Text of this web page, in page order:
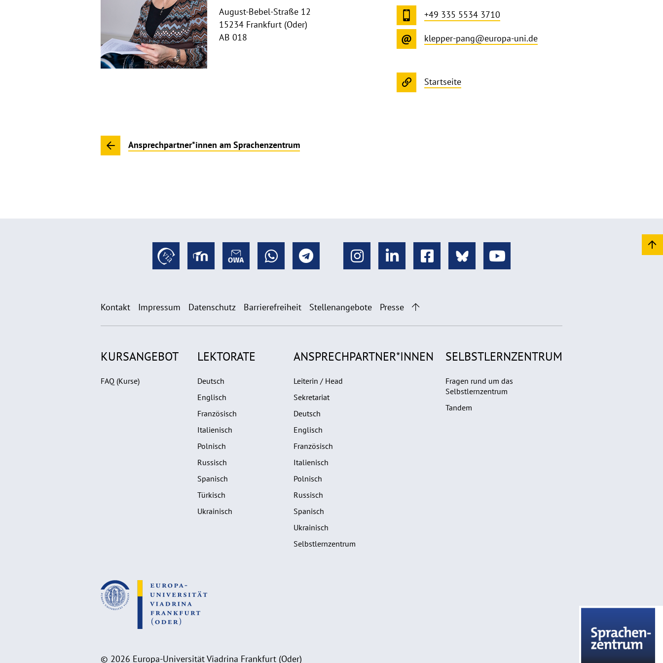
August-Bebel-Straße 12
15234 Frankfurt (Oder)
AB 018
+49 335 5534 3710
klepper-pang@europa-uni.de
Startseite
Ansprechpartner*innen am Sprachenzentrum
Kontakt Impressum Datenschutz Barrierefreiheit Stellenangebote Presse
KURSANGEBOT
FAQ (Kurse)
LEKTORATE
Deutsch
Englisch
Französisch
Italienisch
Polnisch
Russisch
Spanisch
Türkisch
Ukrainisch
ANSPRECHPARTNER*INNEN
Leiterin / Head
Sekretariat
Deutsch
Englisch
Französisch
Italienisch
Polnisch
Russisch
Spanisch
Ukrainisch
Selbstlernzentrum
SELBSTLERNZENTRUM
Fragen rund um das
Selbstlernzentrum
Tandem
© 2026 Europa-Universität Viadrina Frankfurt (Oder)